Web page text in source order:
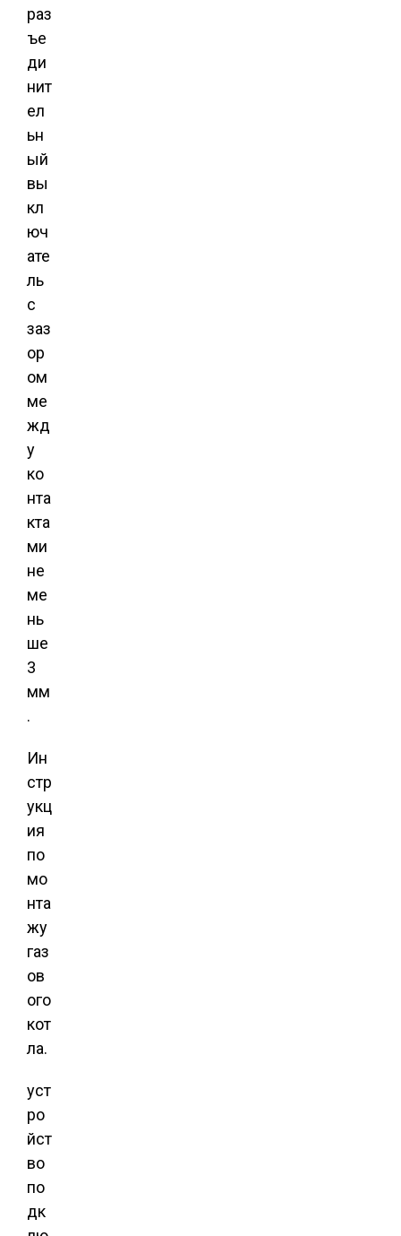
раз
ъе
ди
нит
ел
ьн
ый
вы
кл
юч
ате
ль
с
заз
ор
ом
ме
жд
у
ко
нта
кта
ми
не
ме
нь
ше
3
мм
.
Ин
стр
укц
ия
по
мо
нта
жу
газ
ов
ого
кот
ла.
уст
ро
йст
во
по
дк